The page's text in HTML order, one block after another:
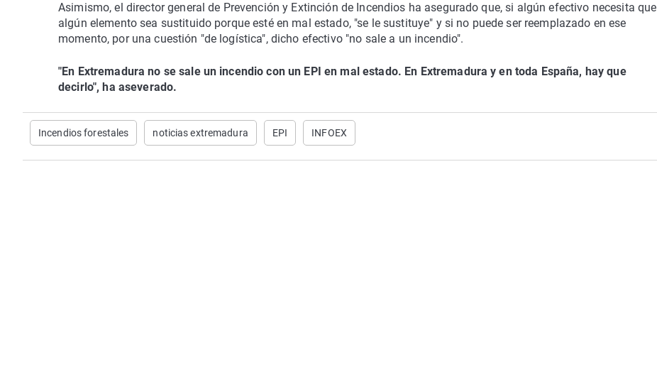
Asimismo, el director general de Prevención y Extinción de Incendios ha asegurado que, si algún efectivo necesita que
algún elemento sea sustituido porque esté en mal estado, "se le sustituye" y si no puede ser reemplazado en ese
momento, por una cuestión "de logística", dicho efectivo "no sale a un incendio".
"En Extremadura no se sale un incendio con un EPI en mal estado. En Extremadura y en toda España, hay que
decirlo", ha aseverado.
Incendios forestales noticias extremadura EPI INFOEX